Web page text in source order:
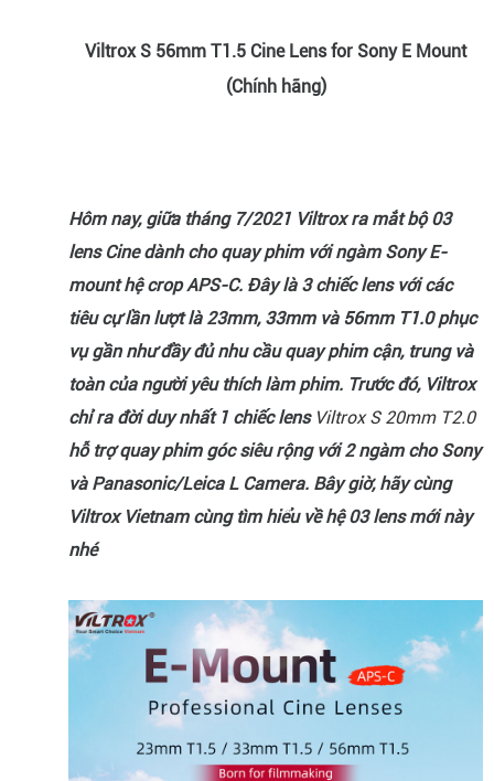
Viltrox S 56mm T1.5 Cine Lens for Sony E Mount
(Chính hãng)
Hôm nay, giữa tháng 7/2021 Viltrox ra mắt bộ 03
lens Cine dành cho quay phim với ngàm Sony E-
mount hệ crop APS-C. Đây là 3 chiếc lens với các
tiêu cự lần lượt là 23mm, 33mm và 56mm T1.0 phục
vụ gần như đầy đủ nhu cầu quay phim cận, trung và
toàn của người yêu thích làm phim. Trước đó, Viltrox
chỉ ra đời duy nhất 1 chiếc lens Viltrox S 20mm T2.0
hỗ trợ quay phim góc siêu rộng với 2 ngàm cho Sony
và Panasonic/Leica L Camera. Bây giờ, hãy cùng
Viltrox Vietnam cùng tìm hiểu về hệ 03 lens mới này
nhé